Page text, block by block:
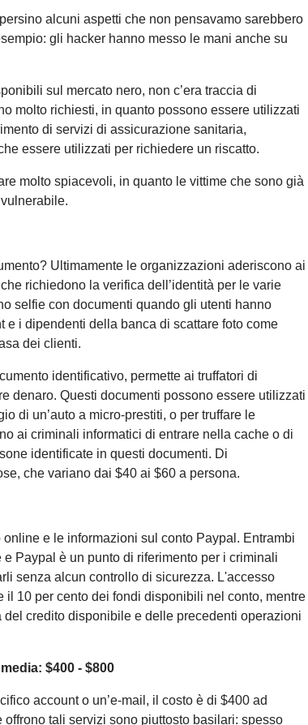
alcuni aspetti che non pensavamo sarebbero
gli hacker hanno messo le mani anche su
sul mercato nero, non c’era traccia di
molto richiesti, in quanto possono essere utilizzati
di servizi di assicurazione sanitaria,
essere utilizzati per richiedere un riscatto.
molto spiacevoli, in quanto le vittime che sono già
Ultimamente le organizzazioni aderiscono ai
richiedono la verifica dell’identità per le varie
selfie con documenti quando gli utenti hanno
i dipendenti della banca di scattare foto come
dei clienti.
identificativo, permette ai truffatori di
denaro. Questi documenti possono essere utilizzati
di un’auto a micro-prestiti, o per truffare le
ai criminali informatici di entrare nella cache o di
identificate in questi documenti. Di
che variano dai $40 ai $60 a persona.
e le informazioni sul conto Paypal. Entrambi
Paypal è un punto di riferimento per i criminali
senza alcun controllo di sicurezza. L'accesso
10 per cento dei fondi disponibili nel conto, mentre
credito disponibile e delle precedenti operazioni
$400 - $800
account o un’e-mail, il costo è di $400 ad
tali servizi sono piuttosto basilari: spesso